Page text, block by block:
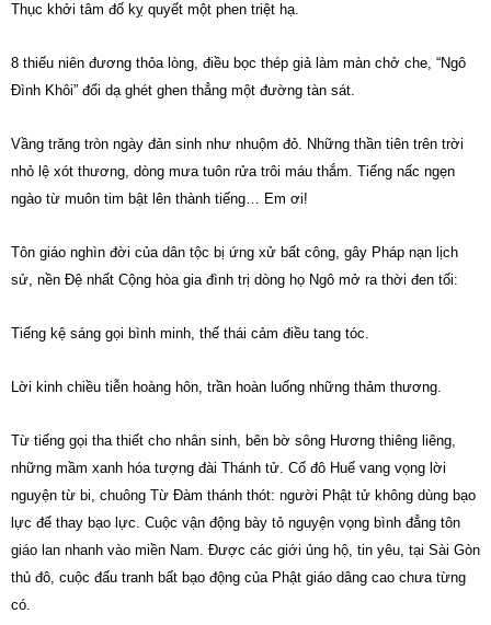
Thục khởi tâm đố kỵ quyết một phen triệt hạ.
8 thiếu niên đương thỏa lòng, điều bọc thép giả làm màn chở che, “Ngô
Đình Khôi” đổi dạ ghét ghen thẳng một đường tàn sát.
Vầng trăng tròn ngày đản sinh như nhuộm đỏ. Những thần tiên trên trời
nhỏ lệ xót thương, dòng mưa tuôn rửa trôi máu thắm. Tiếng nấc ngẹn
ngào từ muôn tim bật lên thành tiếng… Em ơi!
Tôn giáo nghìn đời của dân tộc bị ứng xử bất công, gây Pháp nạn lịch
sử, nền Đệ nhất Cộng hòa gia đình trị dòng họ Ngô mở ra thời đen tối:
Tiếng kệ sáng gọi bình minh, thế thái cảm điều tang tóc.
Lời kinh chiều tiễn hoàng hôn, trần hoàn luống những thảm thương.
Từ tiếng gọi tha thiết cho nhân sinh, bên bờ sông Hương thiêng liêng,
những mầm xanh hóa tượng đài Thánh tử. Cố đô Huế vang vọng lời
nguyện từ bi, chuông Từ Đàm thánh thót: người Phật tử không dùng bạo
lực để thay bạo lực. Cuộc vận động bày tỏ nguyện vọng bình đẳng tôn
giáo lan nhanh vào miền Nam. Được các giới ủng hộ, tin yêu, tại Sài Gòn
thủ đô, cuộc đấu tranh bất bạo động của Phật giáo dâng cao chưa từng
có.